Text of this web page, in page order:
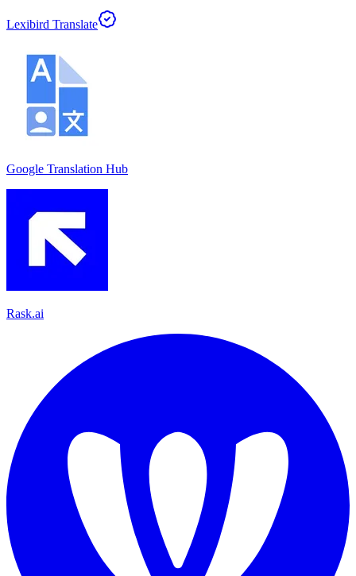
Lexibird Translate
Google Translation Hub
Rask.ai